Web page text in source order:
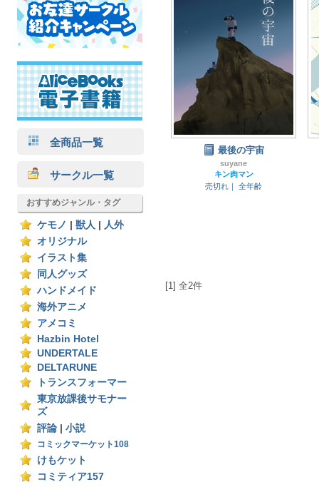
全商品一覧
サークル一覧
おすすめジャンル・タグ
ケモノ 獣人
人外
オリジナル
イラスト集
同人グッズ
ハンドメイド
海外アニメ
アメコミ
Hazbin Hotel
UNDERTALE
DELTARUNE
トランスフォーマー
東京放課後サモナー
ズ
評論
小説
コミックマーケット108
けもケット
コミティア157
最後の宇宙
suyane
キン肉マン
売切れ｜
全年齢
[1] 全2件